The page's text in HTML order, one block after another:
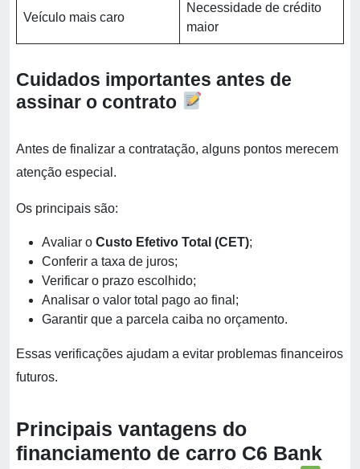
Veículo mais caro
Necessidade de crédito
maior
Cuidados importantes antes de
assinar o contrato
Antes de finalizar a contratação, alguns pontos merecem
atenção especial.
Os principais são:
Avaliar o Custo Efetivo Total (CET);
Conferir a taxa de juros;
Verificar o prazo escolhido;
Analisar o valor total pago ao final;
Garantir que a parcela caiba no orçamento.
Essas verificações ajudam a evitar problemas financeiros
futuros.
Principais vantagens do
financiamento de carro C6 Bank